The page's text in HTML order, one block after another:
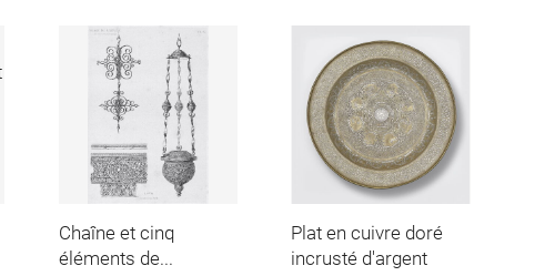
Chaîne et cinq
éléments de...
Plat en cuivre doré
incrusté d'argent